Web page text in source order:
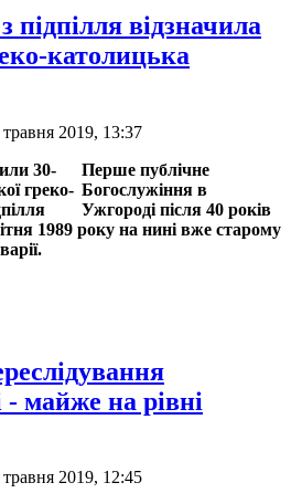
підпілля відзначила
католицька
2019, 13:37
Перше публічне
Богослужіння в
Ужгороді після 40 років
1989 року на нині вже старому
- майже на рівні
2019, 12:45